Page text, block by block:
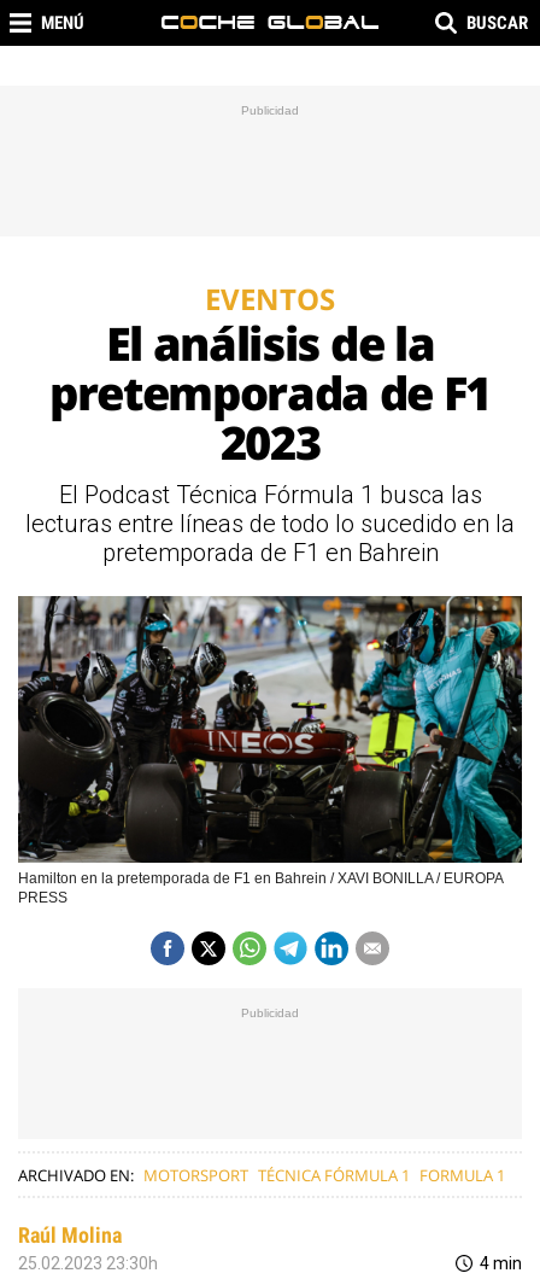
MENÚ BUSCAR
EVENTOS
El análisis de la
pretemporada de F1
2023
El Podcast Técnica Fórmula 1 busca las
lecturas entre líneas de todo lo sucedido en la
pretemporada de F1 en Bahrein
Hamilton en la pretemporada de F1 en Bahrein / XAVI BONILLA / EUROPA
PRESS
ARCHIVADO EN: MOTORSPORT TÉCNICA FÓRMULA 1 FORMULA 1
Raúl Molina
25.02.2023 23:30h 4 min